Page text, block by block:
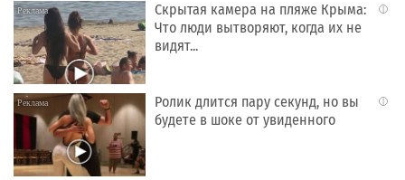
i
Скрытая камера на пляже Крыма:
Что люди вытворяют, когда их не
видят...
i
Ролик длится пару секунд, но вы
будете в шоке от увиденного